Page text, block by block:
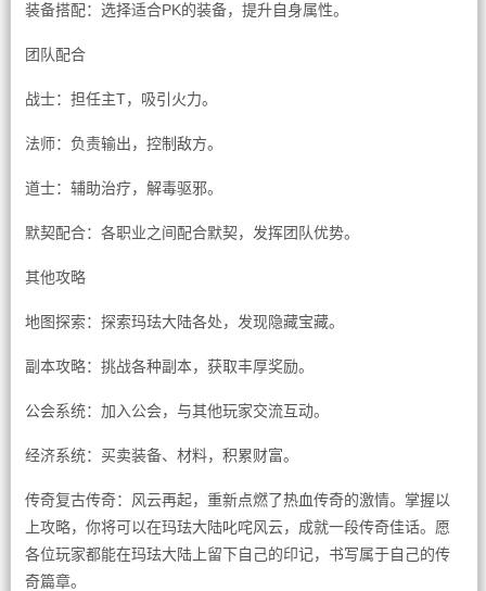
装备搭配：选择适合PK的装备，提升自身属性。
团队配合
战士：担任主T，吸引火力。
法师：负责输出，控制敌方。
道士：辅助治疗，解毒驱邪。
默契配合：各职业之间配合默契，发挥团队优势。
其他攻略
地图探索：探索玛珐大陆各处，发现隐藏宝藏。
副本攻略：挑战各种副本，获取丰厚奖励。
公会系统：加入公会，与其他玩家交流互动。
经济系统：买卖装备、材料，积累财富。
传奇复古传奇：风云再起，重新点燃了热血传奇的激情。掌握以
上攻略，你将可以在玛珐大陆叱咤风云，成就一段传奇佳话。愿
各位玩家都能在玛珐大陆上留下自己的印记，书写属于自己的传
奇篇章。